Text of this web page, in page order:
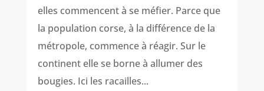
elles commencent à se méfier. Parce que
la population corse, à la différence de la
métropole, commence à réagir. Sur le
continent elle se borne à allumer des
bougies. Ici les racailles...